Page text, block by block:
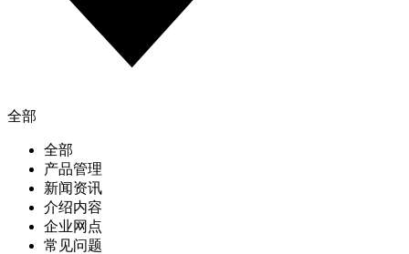
全部
全部
产品管理
新闻资讯
介绍内容
企业网点
常见问题